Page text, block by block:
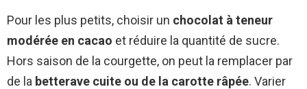
Pour les plus petits, choisir un chocolat à teneur
modérée en cacao et réduire la quantité de sucre.
Hors saison de la courgette, on peut la remplacer par
de la betterave cuite ou de la carotte râpée. Varier